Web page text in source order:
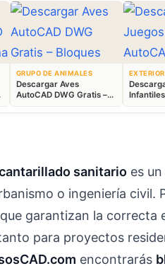
GRUPO DE ANIMALES
Descargar Aves
AutoCAD DWG Gratis –
Bloques Animales 2D
EXTERIOR
Gratis –
sanitario es
o ingeniería civil.
garantizan la correcta
para proyectos
encontrarás